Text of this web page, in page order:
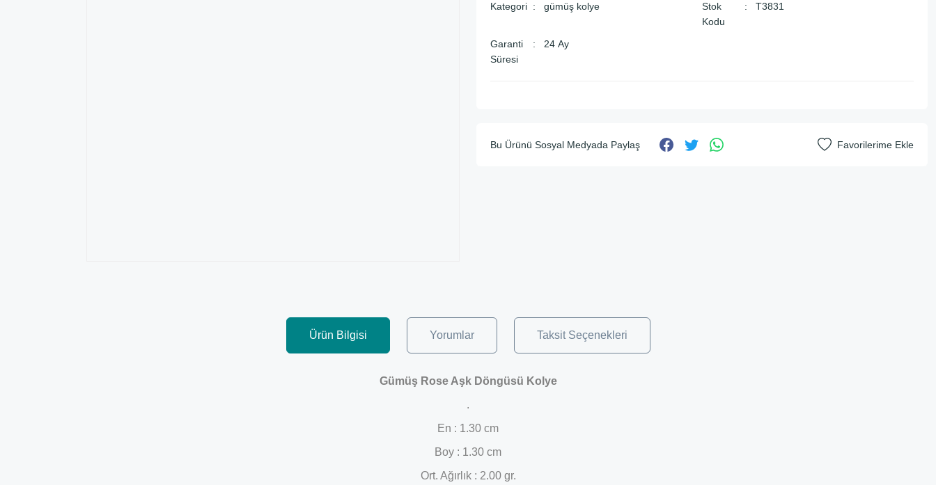
Kategori gümüş kolye
Stok
Kodu
T3831
Garanti
Süresi
24 Ay
Bu Ürünü Sosyal Medyada Paylaş
Ürün Bilgisi Yorumlar Taksit Seçenekleri
Gümüş Rose Aşk Döngüsü Kolye
.
En : 1.30 cm
Boy : 1.30 cm
Ort. Ağırlık : 2.00 gr.